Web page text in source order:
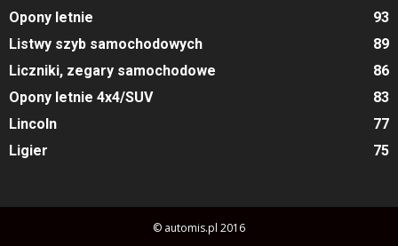
Opony letnie
93
Listwy szyb samochodowych
89
Liczniki, zegary samochodowe
86
Opony letnie 4x4/SUV
83
Lincoln
77
Ligier
75
© automis.pl 2016